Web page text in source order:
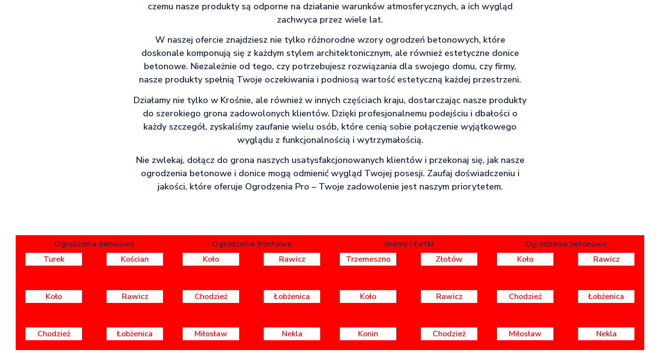
czemu nasze produkty są odporne na działanie warunków atmosferycznych, a ich wygląd
zachwyca przez wiele lat.
W naszej ofercie znajdziesz nie tylko różnorodne wzory ogrodzeń betonowych, które
doskonale komponują się z każdym stylem architektonicznym, ale również estetyczne donice
betonowe. Niezależnie od tego, czy potrzebujesz rozwiązania dla swojego domu, czy firmy,
nasze produkty spełnią Twoje oczekiwania i podniosą wartość estetyczną każdej przestrzeni.
Działamy nie tylko w Krośnie, ale również w innych częściach kraju, dostarczając nasze produkty
do szerokiego grona zadowolonych klientów. Dzięki profesjonalnemu podejściu i dbałości o
każdy szczegół, zyskaliśmy zaufanie wielu osób, które cenią sobie połączenie wyjątkowego
wyglądu z funkcjonalnością i wytrzymałością.
Nie zwlekaj, dołącz do grona naszych usatysfakcjonowanych klientów i przekonaj się, jak nasze
ogrodzenia betonowe i donice mogą odmienić wygląd Twojej posesji. Zaufaj doświadczeniu i
jakości, które oferuje Ogrodzenia Pro – Twoje zadowolenie jest naszym priorytetem.
Ogrodzenia panelowe
Turek
Kościan
Koło Rawicz
Chodzież Łobżenica
Ogrodzenia frontowe
Koło
Rawicz
Chodzież Łobżenica
Miłosław Nekla
Bramy i furtki
Trzemeszno
Złotów
Koło Rawicz
Konin Chodzież
Ogrodzenia betonowe
Koło
Rawicz
Chodzież Łobżenica
Miłosław Nekla